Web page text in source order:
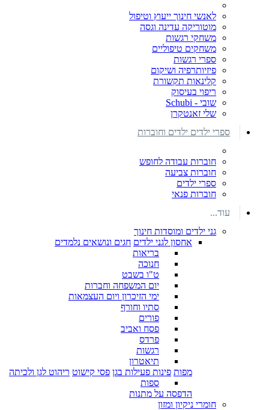
לאנשי חינוך ייעוץ וטיפול
מוטוריקה עדינה וגסה
משחקי רגשות
משחקים טיפוליים
ספרי רגשות
פיזיותרפיה ושיקום
קלינאות תקשורת
ריפוי בעיסוק
שובי - Schubi
שלי זאנטקרן
ספרי ילדים ילדים וחוברות
חוברות עבודה לחופש
חוברות צביעה
ספרי ילדים
חוברות פנאי
עוד...
גני ילדים ומוסדות חינוך
אחסון לגני ילדים חגים ונושאים נלמדים
בריאות
חנוכה
ט"ו בשבט
יום המשפחה וחברות
ימי הזיכרון ויום העצמאות
סתיו וחורף
פורים
פסח ואביב
פרדס
רגשות
תיאטרון
מפות פינות פעילות בגן פסי קישוט ריהוט לגן ולכיתה
ספות
הדפסה על מתנות
חומרי ניקיון ומזון